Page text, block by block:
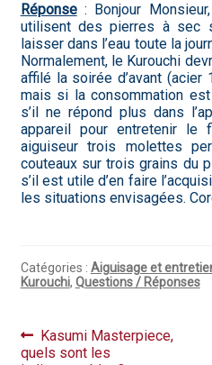
Bocuse d’Or
Ma sélection
Mentions légales
Mon Compte
Partenaires
Politique de confidentialité
Réponse: Bonjour
utilisent des pierres à sec
laisser dans l’eau toute la
Normalement, le Kurouchi
affilé la soirée d’avant (acier
mais si la consommation
s’il ne répond plus dans
appareil pour entretenir le
aiguiseur trois molettes
couteaux sur trois grains du
s’il est utile d’en faire
les situations envisagées.
Catégories : Aiguisage et
Kurouchi, Questions / Réponses
Navigation
Article
précédent :
Kasumi Masterpiece,
quels sont les